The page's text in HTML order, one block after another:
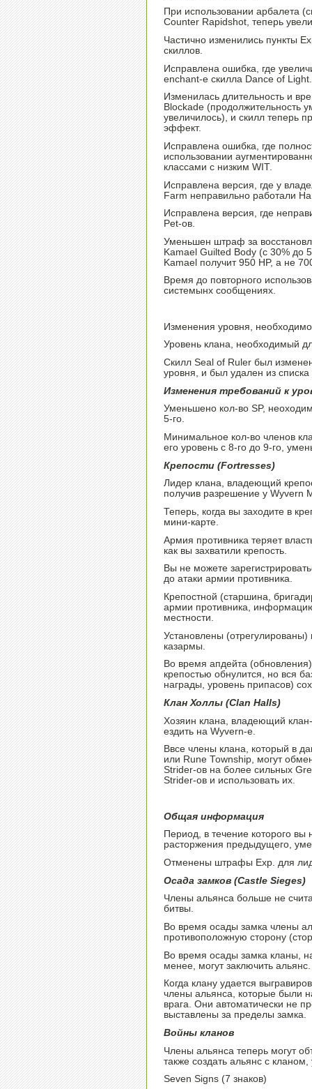
При использовании арбалета
Counter Rapidshot, теперь
Частично изменились пункты
скиллов.
Исправлена ошибка, где
enchant-е скилла Dance of Light.
Изменилась длительность и
Blockade (продолжительность
увеличилось), и скилл теперь
эффект.
Исправлена ошибка, где
использовании
классами с низким WIT.
Исправлена версия, где у
Farm неправильно работали
Исправлена версия, где
Pet-ов.
Уменьшен штраф за
Kamael Guilted Body (с 30% до
Kamael получит 950 HP, а не
Время до повторного
системынх сообщениях.
Изменения уровня,
Уровень клана, необходимый
Скилл Seal of Ruler был изменен
уровня, и был удален из
Изменения требований к
Уменьшено кол-во SP,
5-го.
Минимальное кол-во членов
его уровень с 8-го до 9-го,
Крепости (Fortresses)
Лидер клана, владеющий
получив разрешение у Wyvern
Теперь, когда вы заходите в
мини-карте.
Армия противника теряет
как вы захватили крепость.
Вы не можете
до атаки армии противника.
Крепостной (старшина,
армии противника,
местности.
Установлены
казармы.
Во время апдейта
крепостью обнулится, но вся
награды, уровень припасов)
Клан Холлы (Clan Halls)
Хозяин клана, владеющий
ездить на Wyvern-е.
Ввсе члены клана, который в
или Rune Township, могут
Strider-ов на более сильных
Strider-ов и использовать их.
Общая информация
Период, в течение которого
расторжения предыдущего,
Отменены штрафы Exp. для
Осада замков (Castle Sieges)
Члены альянса больше не
битвы.
Во время осады замка члены
противоположную сторону
Во время осады замка кланы,
менее, могут заключить альянс.
Когда клану удается
члены альянса, которые были
врага. Они автоматически не
выставлены за пределы замка.
Войны кланов
Члены альянса теперь могут
также создать альянс с
Seven Signs (7 знаков)